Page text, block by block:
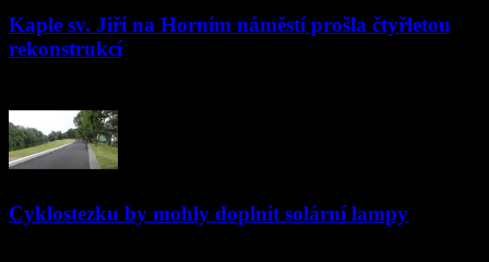
Kaple sv. Jiří na Horním náměstí prošla čtyřletou
rekonstrukcí
Cyklostezku by mohly doplnit solární lampy